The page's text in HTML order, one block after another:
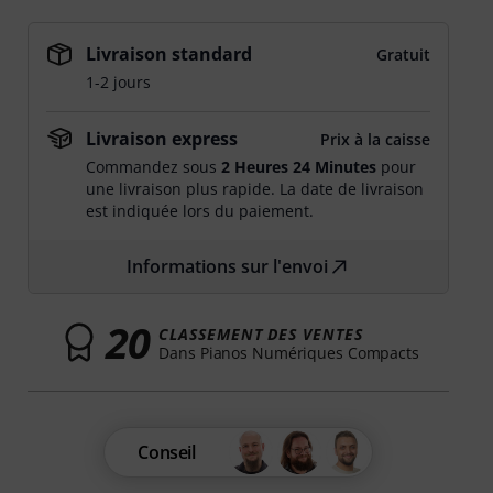
Livraison standard
Gratuit
1-2 jours
Livraison express
Prix à la caisse
Commandez sous2 Heures 24 Minutes pour
une livraison plus rapide. La date de livraison
est indiquée lors du paiement.
Informations sur l'envoi
20 CLASSEMENT DES VENTES
Dans Pianos Numériques Compacts
Conseil